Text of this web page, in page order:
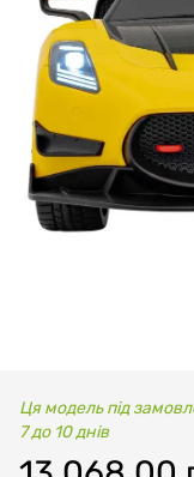
Ця модель під
7 до 10 днів